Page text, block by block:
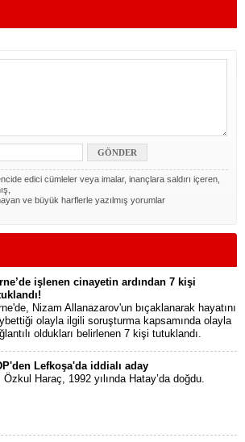
edici cümleler veya imalar, inançlara saldırı içeren,
ve büyük harflerle yazılmış yorumlar
işlenen cinayetin ardından 7 kişi
Nizam Allanazarov'un bıçaklanarak hayatını
olayla ilgili soruşturma kapsamında olayla
oldukları belirlenen 7 kişi tutuklandı.
Lefkoşa'da iddialı aday
Özkul Haraç, 1992 yılında Hatay’da doğdu.